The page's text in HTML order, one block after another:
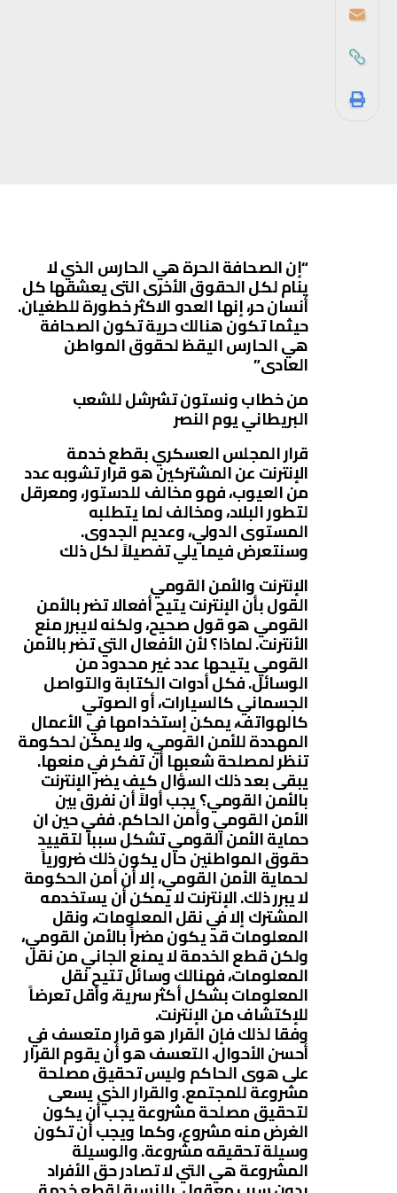
“إن الصحافة الحرة هي الحارس الذي لا
ينام لكل الحقوق الأخرى التى يعشقها كل
أنسان حر، إنها العدو الاكثر خطورة للطغيان.
حيثما تكون هنالك حرية تكون الصحافة
هي الحارس اليقظ لحقوق المواطن
العادى”
من خطاب ونستون تشرشل للشعب
البريطاني يوم النصر
قرار المجلس العسكري بقطع خدمة
الإنترنت عن المشتركين هو قرار تشوبه عدد
من العيوب، فهو مخالف للدستور، ومعرقل
لتطور البلاد، ومخالف لما يتطلبه
المستوى الدولي، وعديم الجدوى.
وسنتعرض فيما يلي تفصيلاً لكل ذلك
الإنترنت والأمن القومي
القول بأن الإنترنت يتيح أفعالا تضر بالأمن
القومي هو قول صحيح، ولكنه لايبرر منع
الأنترنت. لماذا؟ لأن الأفعال التي تضر بالأمن
القومي يتيحها عدد غير محدود من
الوسائل. فكل أدوات الكتابة والتواصل
الجسماني كالسيارات، أو الصوتي
كالهواتف، يمكن إستخدامها في الأعمال
المهددة للأمن القومي، ولا يمكن لحكومة
تنظر لمصلحة شعبها أن تفكر في منعها.
يبقى بعد ذلك السؤال كيف يضر الإنترنت
بالأمن القومي؟ يجب أولاً أن نفرق بين
الأمن القومي وأمن الحاكم. ففي حين ان
حماية الأمن القومي تشكل سبباً لتقييد
حقوق المواطنين حال يكون ذلك ضرورياً
لحماية الأمن القومي، إلا أن أمن الحكومة
لا يبرر ذلك. الإنترنت لا يمكن أن يستخدمه
المشترك إلا في نقل المعلومات، ونقل
المعلومات قد يكون مضراً بالأمن القومي،
ولكن قطع الخدمة لا يمنع الجاني من نقل
المعلومات، فهنالك وسائل تتيح نقل
المعلومات بشكل أكثر سرية، وأقل تعرضاً
للإكتشاف من الإنترنت.
وفقا لذلك فإن القرار هو قرار متعسف في
أحسن الأحوال. التعسف هو أن يقوم القرار
على هوى الحاكم وليس تحقيق مصلحة
مشروعة للمجتمع. والقرار الذي يسعى
لتحقيق مصلحة مشروعة يجب أن يكون
الغرض منه مشروع، وكما ويجب أن تكون
وسيلة تحقيقه مشروعة. والوسيلة
المشروعة هي التي لا تصادر حق الأفراد